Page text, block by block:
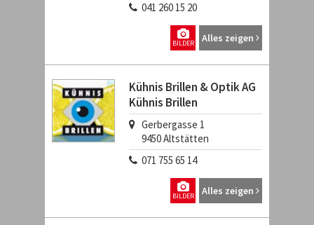
041 260 15 20
Alles zeigen
BILDER
Kühnis Brillen & Optik AG
Kühnis Brillen
Gerbergasse 1
9450Altstätten
071 755 65 14
Alles zeigen
BILDER